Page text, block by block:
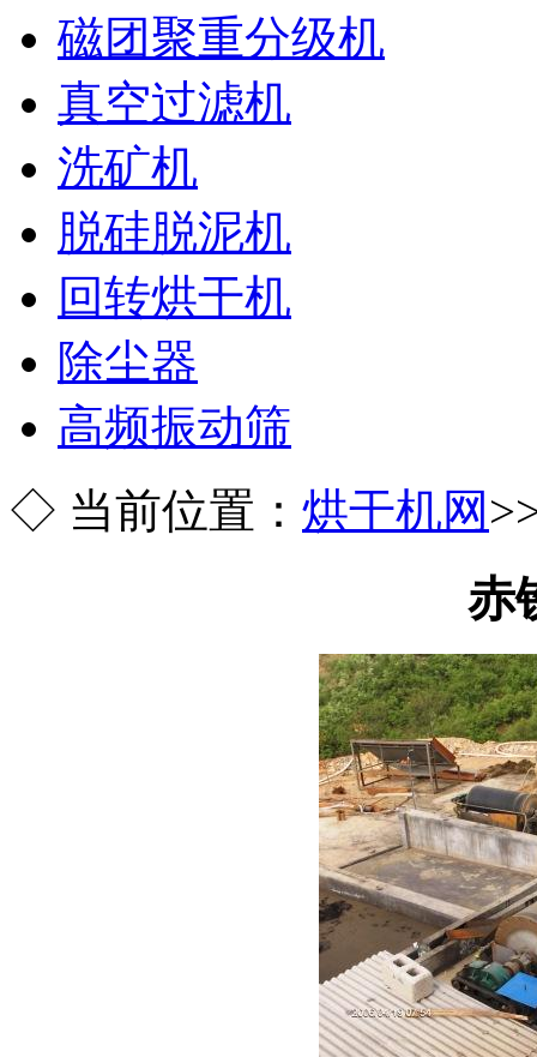
磁团聚重分级机
真空过滤机
洗矿机
脱硅脱泥机
回转烘干机
除尘器
高频振动筛
◇ 当前位置： 烘干机网
赤